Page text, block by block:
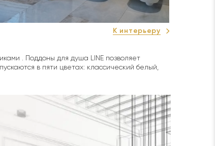
К интерьеру
. Поддоны для душа LINE позволяет
в пяти цветах: классический белый,